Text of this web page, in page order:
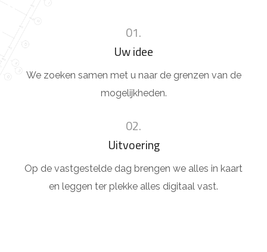
01.
Uw idee
We zoeken samen met u naar de grenzen van de
mogelijkheden.
02.
Uitvoering
Op de vastgestelde dag brengen we alles in kaart
en leggen ter plekke alles digitaal vast.